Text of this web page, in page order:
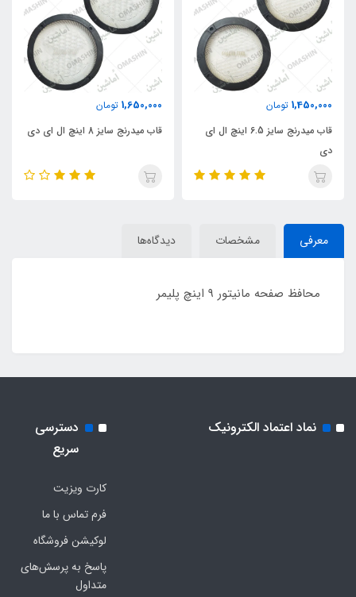
1,450,000 تومان
قاب میدرنج سایز 6.5 اینچ ال ای
دی
1,650,000 تومان
قاب میدرنج سایز 8 اینچ ال ای دی
معرفی مشخصات دیدگاه‌ها
محافظ صفحه مانیتور 9 اینچ پلیمر
نماد اعتماد الکترونیک
دسترسی
سریع
کارت ویزیت
فرم تماس با ما
لوکیشن فروشگاه
پاسخ به پرسش‌های
متداول